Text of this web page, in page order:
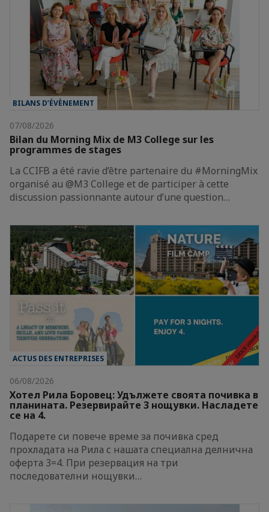
BILANS D’ÉVÈNEMENT
07/08/2026
Bilan du Morning Mix de M3 College sur les
programmes de stages
La CCIFB a été ravie d’être partenaire du #MorningMix
organisé au @M3 College et de participer à cette
discussion passionnante autour d’une question…
ACTUS DES ENTREPRISES
06/08/2026
Хотел Рила Боровец: Удължете своята почивка в
планината. Резервирайте 3 нощувки. Насладете
се на 4.
Подарете си повече време за почивка сред
прохладата на Рила с нашата специална делнична
оферта 3=4. При резервация на три
последователни нощувки…